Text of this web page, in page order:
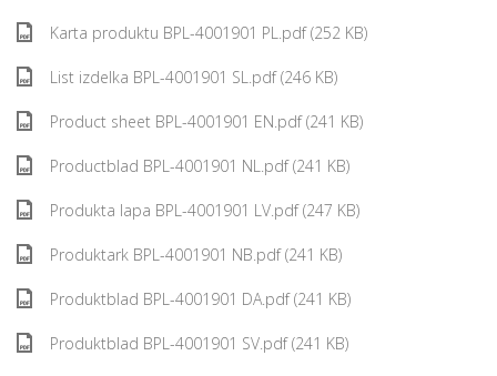
Karta produktu BPL-4001901 PL.pdf (252 KB)
List izdelka BPL-4001901 SL.pdf (246 KB)
Product sheet BPL-4001901 EN.pdf (241 KB)
Productblad BPL-4001901 NL.pdf (241 KB)
Produkta lapa BPL-4001901 LV.pdf (247 KB)
Produktark BPL-4001901 NB.pdf (241 KB)
Produktblad BPL-4001901 DA.pdf (241 KB)
Produktblad BPL-4001901 SV.pdf (241 KB)